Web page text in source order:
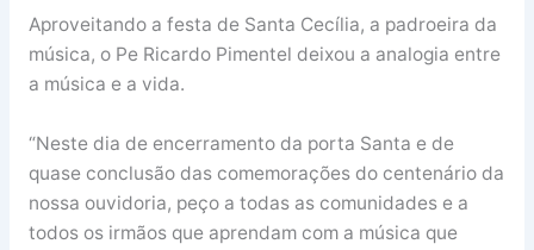
Aproveitando a festa de Santa Cecília, a padroeira da
música, o Pe Ricardo Pimentel deixou a analogia entre
a música e a vida.
“Neste dia de encerramento da porta Santa e de
quase conclusão das comemorações do centenário da
nossa ouvidoria, peço a todas as comunidades e a
todos os irmãos que aprendam com a música que